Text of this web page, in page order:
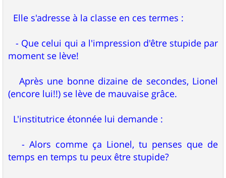
Elle s'adresse à la classe en ces termes :
- Que celui qui a l'impression d'être stupide par
moment se lève!
Après une bonne dizaine de secondes, Lionel
(encore lui!!) se lève de mauvaise grâce.
L'institutrice étonnée lui demande :
- Alors comme ça Lionel, tu penses que de
temps en temps tu peux être stupide?